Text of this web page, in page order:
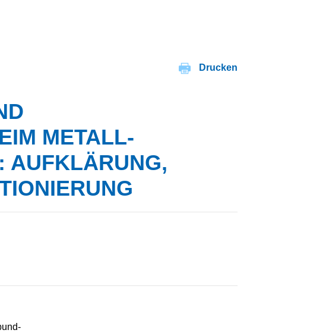
Drucken
METALL-
V